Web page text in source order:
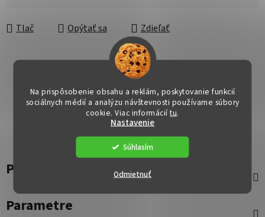
Na prispôsobenie obsahu a reklám, poskytovanie funkcií
sociálnych médií a analýzu návštevnosti používame súbory
cookie. Viac informáciítu.
Nastavenie
Odmietnuť
Súhlasím
Tlač Opýtať sa Zdieľať
Popis
Parametre